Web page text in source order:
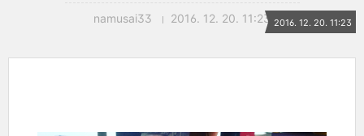
namusai33 2016. 12. 20. 11:23 2016. 12. 20. 11:23